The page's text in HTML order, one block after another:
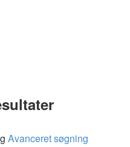
Avanceret søgning